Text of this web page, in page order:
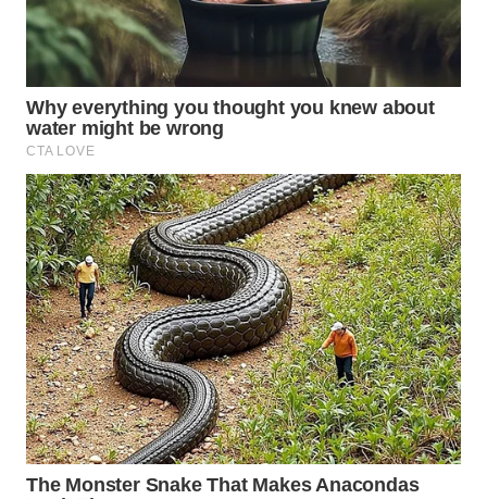
Wahana
Media
Group
WAHANA
NEWS
WAHANA
TANI
WAHANA
ADVOKAT
WAHANA
INFRASTRUKTUR
WAHANA
KONSUMEN